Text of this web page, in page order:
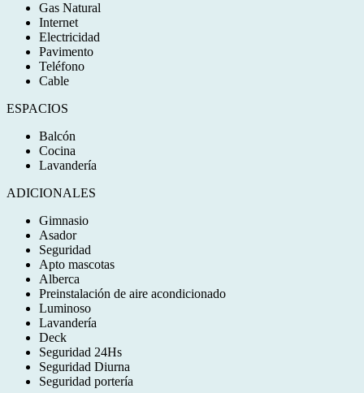
Gas Natural
Internet
Electricidad
Pavimento
Teléfono
Cable
ESPACIOS
Balcón
Cocina
Lavandería
ADICIONALES
Gimnasio
Asador
Seguridad
Apto mascotas
Alberca
Preinstalación de aire acondicionado
Luminoso
Lavandería
Deck
Seguridad 24Hs
Seguridad Diurna
Seguridad portería